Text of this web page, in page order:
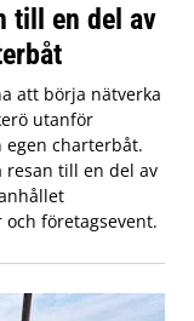
till en del av
att börja nätverka
utanför
egen charterbåt.
resan till en del av
företagsevent.